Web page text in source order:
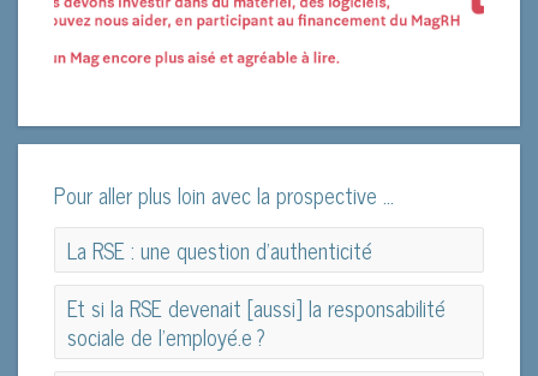
Pour aller plus loin avec la prospective ...
La RSE : une question d’authenticité
La RSE : une question d’authenticité
Et si la RSE devenait [aussi] la responsabilité
sociale de l’employé.e ?